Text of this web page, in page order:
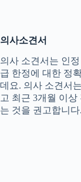
의사소견서
의사 소견서는 인
급 한정에 대한 정
데요. 의사 소견서
고 최근 3개월 이
는 것을 권고합니다.